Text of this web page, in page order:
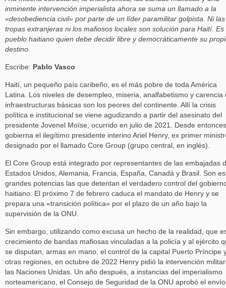
inminente intervención imperialista ahora se suma un llamado a la
«desobediencia civil» por parte de un líder paramilitar golpista. Ni las
tropas extranjeras ni los mafiosos locales son solución para Haití. Es
pueblo haitiano quien debe decidir libre y democráticamente su
destino.
Escribe: Pablo Vasco
Haití, un pequeño país caribeño, es el más pobre de toda América
Latina. Los niveles de desempleo, miseria, analfabetismo y carencia
infraestructuras básicas son los peores del continente. Allí la crisis
política e institucional se viene agudizando a partir del asesinato del
presidente Jovenel Moïse, ocurrido en julio de 2021. Desde entonces
gobierna el ilegítimo presidente interino Ariel Henry, ex primer
designado por el llamado Core Group (grupo central, en inglés).
El Core Group está integrado por representantes de las embajadas
Estados Unidos, Alemania, Francia, España, Canadá y Brasil. Son
grandes potencias las que detentan el verdadero control del
haitiano. El próximo 7 de febrero caduca el mandato de Henry y se
prepara una «transición política» por el plazo de un año bajo la
supervisión de la ONU.
Sin embargo, utilizando como excusa un hecho de la realidad, que
crecimiento de bandas mafiosas vinculadas a la policía y al ejército
se disputan, armas en mano, el control de la capital Puerto Príncipe
otras regiones, en octubre de 2022 Henry pidió la intervención
las Naciones Unidas. Un año después, a instancias del imperialismo
norteamericano, el Consejo de Seguridad de la ONU aprobó el